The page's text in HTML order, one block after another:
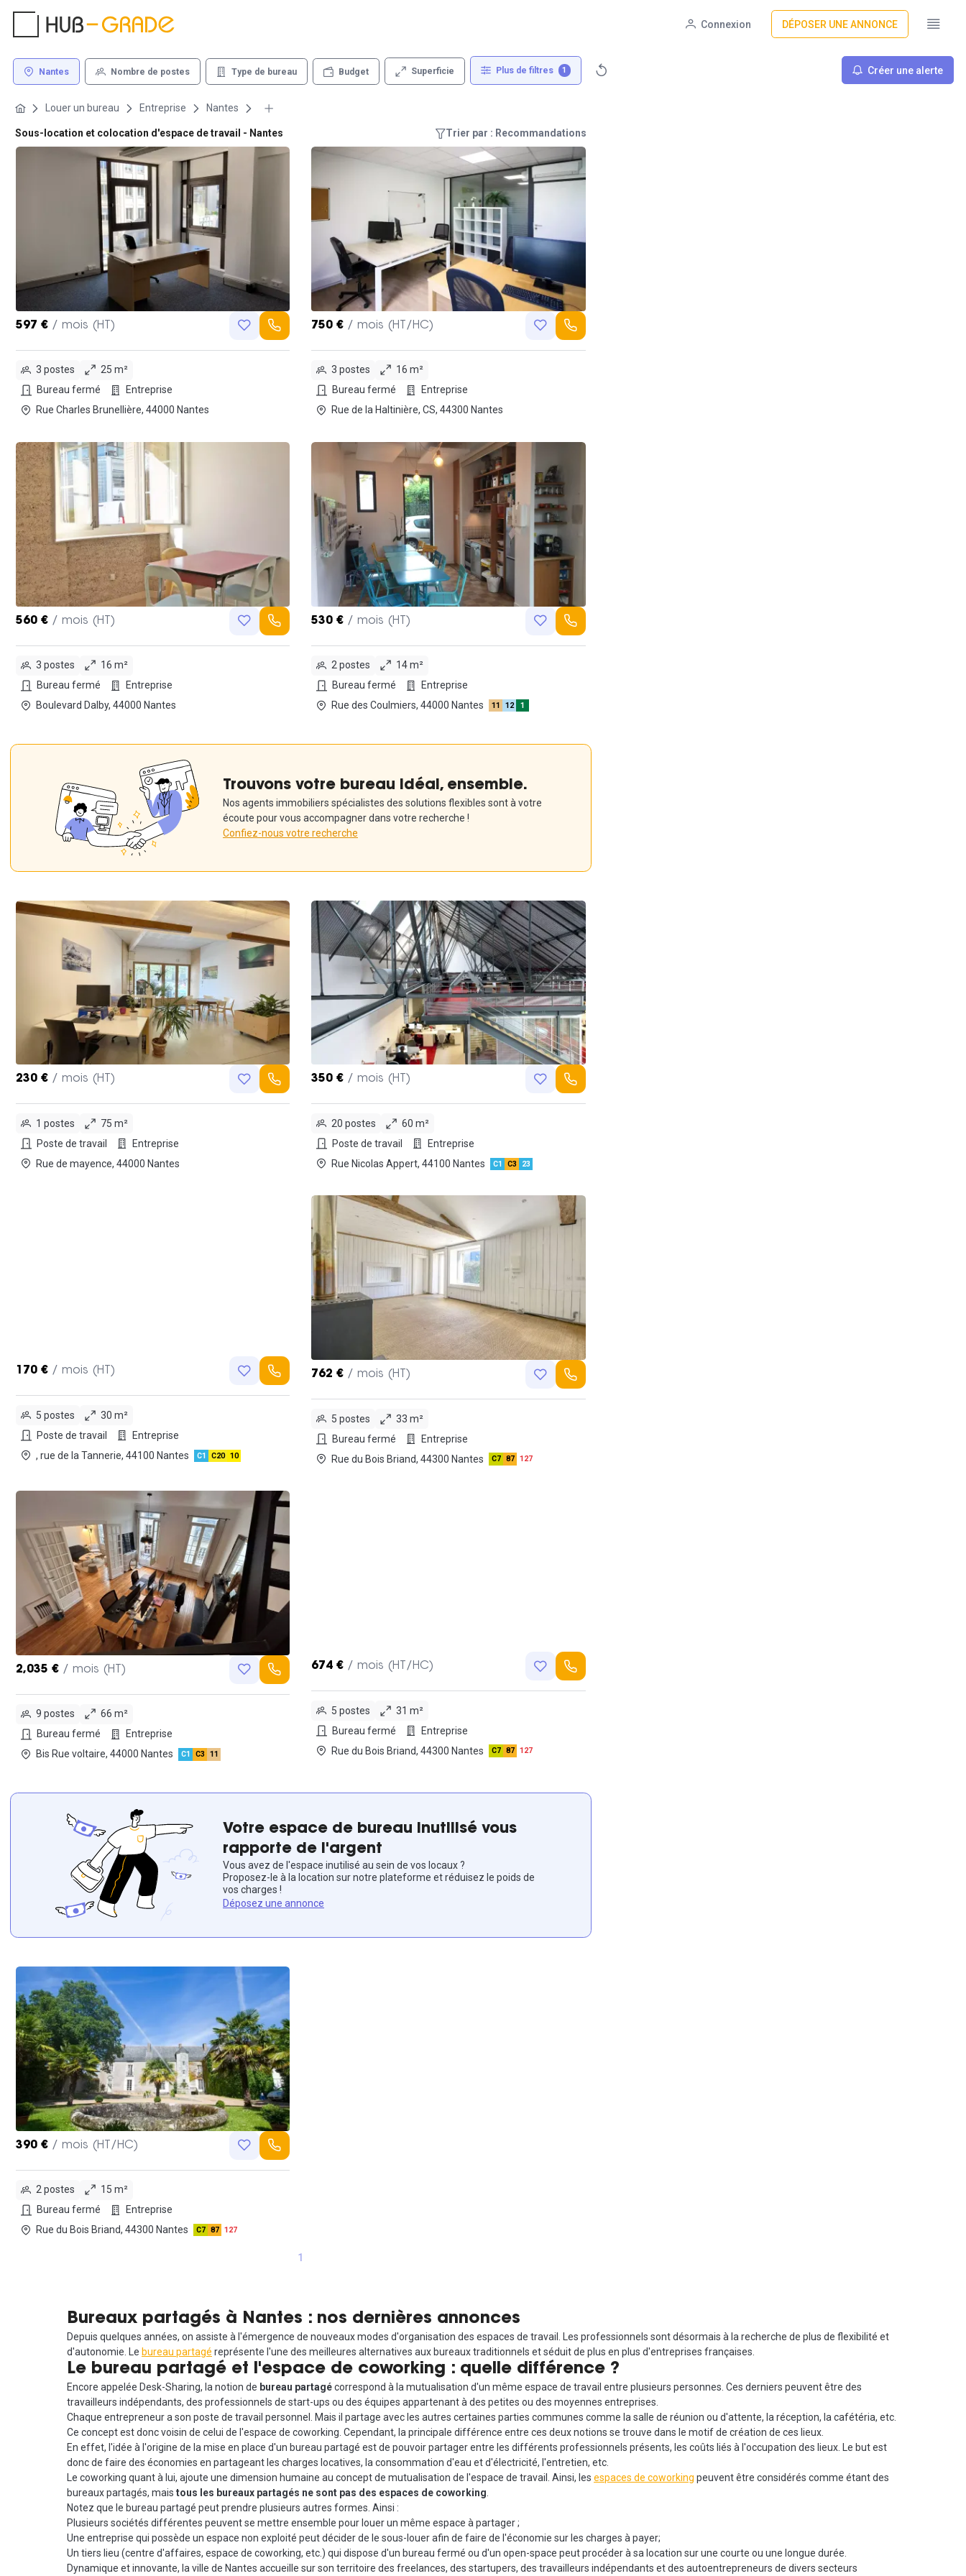
Connexion DÉPOSER UNE ANNONCE
Nantes Nombre de postes Type de bureau Budget Superficie Plus de filtres 1 Créer une alerte
Louer un bureau Entreprise Nantes
Sous-location et colocation d'espace de travail - Nantes Trier par : Recommandations
597 € / mois (HT)
3 postes
25 m²
Bureau fermé
Entreprise
Rue Charles Brunellière, 44000 Nantes
750 € / mois (HT/HC)
3 postes
16 m²
Bureau fermé
Entreprise
Rue de la Haltinière, CS, 44300 Nantes
560 € / mois (HT)
3 postes
16 m²
Bureau fermé
Entreprise
Boulevard Dalby, 44000 Nantes
530 € / mois (HT)
2 postes
14 m²
Bureau fermé
Entreprise
Rue des Coulmiers, 44000 Nantes
11 12 1
Trouvons votre bureau idéal, ensemble.
Nos agents immobiliers spécialistes des solutions flexibles sont à votre
écoute pour vous accompagner dans votre recherche !
Confiez-nous votre recherche
230 € / mois (HT)
1 postes
75 m²
Poste de travail
Entreprise
Rue de mayence, 44000 Nantes
350 € / mois (HT)
20 postes
60 m²
Poste de travail
Entreprise
Rue Nicolas Appert, 44100 Nantes
C1 C3 23
170 € / mois (HT)
5 postes
30 m²
Poste de travail
Entreprise
, rue de la Tannerie, 44100 Nantes
C1 C20 10
762 € / mois (HT)
5 postes
33 m²
Bureau fermé
Entreprise
Rue du Bois Briand, 44300 Nantes
C7 87 127
2,035 € / mois (HT)
9 postes
66 m²
Bureau fermé
Entreprise
Bis Rue voltaire, 44000 Nantes
C1 C3 11
674 € / mois (HT/HC)
5 postes
31 m²
Bureau fermé
Entreprise
Rue du Bois Briand, 44300 Nantes
C7 87 127
Votre espace de bureau inutilisé vous
rapporte de l'argent
Vous avez de l'espace inutilisé au sein de vos locaux ?
Proposez-le à la location sur notre plateforme et réduisez le poids de
vos charges !
Déposez une annonce
390 € / mois (HT/HC)
2 postes
15 m²
Bureau fermé
Entreprise
Rue du Bois Briand, 44300 Nantes
C7 87 127
1
Bureaux partagés à Nantes : nos dernières annonces
Depuis quelques années, on assiste à l'émergence de nouveaux modes d'organisation des espaces de travail. Les professionnels sont désormais à la recherche de plus de flexibilité et
d'autonomie. Le bureau partagé représente l'une des meilleures alternatives aux bureaux traditionnels et séduit de plus en plus d'entreprises françaises.
Le bureau partagé et l'espace de coworking : quelle différence ?
Encore appelée Desk-Sharing, la notion de bureau partagécorrespond à la mutualisation d'un même espace de travail entre plusieurs personnes. Ces derniers peuvent être des
travailleurs indépendants, des professionnels de start-ups ou des équipes appartenant à des petites ou des moyennes entreprises.
Chaque entrepreneur a son poste de travail personnel. Mais il partage avec les autres certaines parties communes comme la salle de réunion ou d'attente, la réception, la cafétéria, etc.
Ce concept est donc voisin de celui de l'espace de coworking. Cependant, la principale différence entre ces deux notions se trouve dans le motif de création de ces lieux.
En effet, l'idée à l'origine de la mise en place d'un bureau partagé est de pouvoir partager entre les différents professionnels présents, les coûts liés à l'occupation des lieux. Le but est
donc de faire des économies en partageant les charges locatives, la consommation d'eau et d'électricité, l'entretien, etc.
Le coworking quant à lui, ajoute une dimension humaine au concept de mutualisation de l'espace de travail. Ainsi, les espaces de coworking peuvent être considérés comme étant des
bureaux partagés, mais tous les bureaux partagés ne sont pas des espaces de coworking
Notez que le bureau partagé peut prendre plusieurs autres formes. Ainsi :
Plusieurs sociétés différentes peuvent se mettre ensemble pour louer un même espace à partager ;
Une entreprise qui possède un espace non exploité peut décider de le sous-louer afin de faire de l'économie sur les charges à payer;
Un tiers lieu (centre d'affaires, espace de coworking, etc.) qui dispose d'un bureau fermé ou d'un open-space peut procéder à sa location sur une courte ou une longue durée.
Dynamique et innovante, la ville de Nantes accueille sur son territoire des freelances, des startupers, des travailleurs indépendants et des autoentrepreneurs de divers secteurs